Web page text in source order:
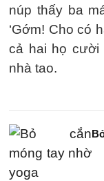
núp thấy ba
‘Gớm! Cho có
cả hai họ cười
nhà tao.